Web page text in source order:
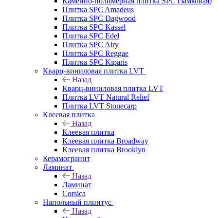
Плитка SPC Amadeus
Плитка SPC Dagwood
Плитка SPC Kassel
Плитка SPC Edel
Плитка SPC Airy
Плитка SPC Reggae
Плитка SPC Kiparis
Кварц-виниловая плитка LVT
Назад
Кварц-виниловая плитка LVT
Плитка LVT Natural Relief
Плитка LVT Stonecarp
Клеевая плитка
Назад
Клеевая плитка
Клеевая плитка Broadway
Клеевая плитка Brooklyn
Керамогранит
Ламинат
Назад
Ламинат
Corsica
Напольный плинтус
Назад